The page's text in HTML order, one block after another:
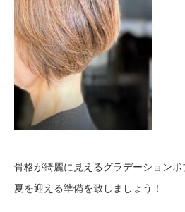
骨格が綺麗に見えるグラデーション
夏を迎える準備を致しましょう！